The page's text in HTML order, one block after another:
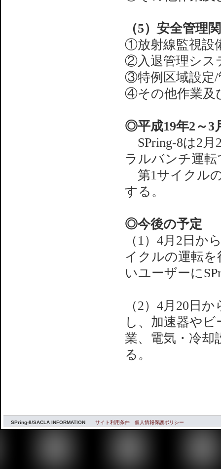
（5）安全管理
①放射線監視設
②入退管理シス
③特例区域設定/
④その他作業及
◎平成19年2～3
SPring-8は2月
ラルバンチ運
第1サイクル
する。
◎今後の予定
（1）4月2日か
イクルの運転
いユーザーに
（2）4月20日
し、加速器や
業、電気・冷却
る。
SPring-8/SACLA INFORMATION サイト利用条件 個人情報保護ポリシー